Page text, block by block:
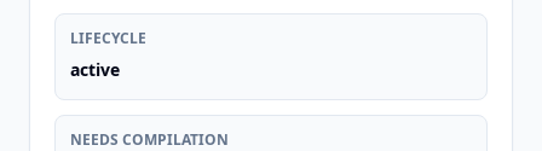
LIFECYCLE
active
NEEDS COMPILATION